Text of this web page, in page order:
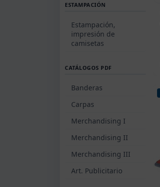
ESTAMPACIÓN
Estampación,
impresión de
camisetas
CATÁLOGOS PDF
Banderas
Carpas
Merchandising I
Merchandising II
Merchandising III
Art. Publicitario